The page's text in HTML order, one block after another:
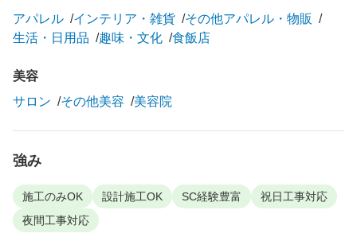
アパレル インテリア・雑貨
その他アパレル・物販
生活・日用品
趣味・文化 食飯店
美容
サロン
その他美容 美容院
強み
施工のみOK 設計施工OK SC経験豊富
祝日工事対応
夜間工事対応